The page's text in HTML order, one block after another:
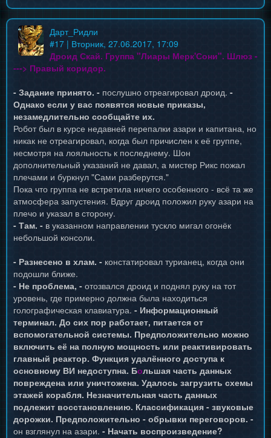
Дарт_Ридли
#17 | Вторник, 27.06.2017, 17:09
Дроид Скай. Группа "Лиары Мерк'Сони". Шлюз -
---> Правый коридор.
- Задание принято. - послушно отреагировал дроид. -
Однако если у вас появятся новые приказы,
незамедлительно сообщайте их.
Робот был в курсе недавней перепалки азари и капитана, но
никак не отреагировал, когда был причислен к её группе,
несмотря на лояльность к последнему. Шон
дополнительный указаний не давал, а мистер Рикс пожал
плечами и буркнул "Сами разберутся."
Пока что группа не встретила ничего особенного - всё та же
атмосфера запустения. Вдруг дроид положил руку азари на
плечо и указал в сторону.
- Там. - в указанном направлении тускло мигал огонёк
небольшой консоли.
- Разнесено в хлам. - констатировал турианец, когда они
подошли ближе.
- Не проблема, - отозвался дроид и поднял руку на тот
уровень, где примерно должна была находиться
голографическая клавиатура. - Информационный
терминал. До сих пор работает, питается от
вспомогательной системы. Предположительно можно
включить её на полную мощность или реактивировать
главный реактор. Функция удалённого доступа к
основному ВИ недоступна. Большая часть данных
повреждена или уничтожена. Удалось загрузить схемы
этажей корабля. Незначительная часть данных
подлежит восстановлению. Классификация - звуковые
дорожки. Предположительно - обрывки переговоров. -
он взглянул на азари. - Начать воспроизведение?